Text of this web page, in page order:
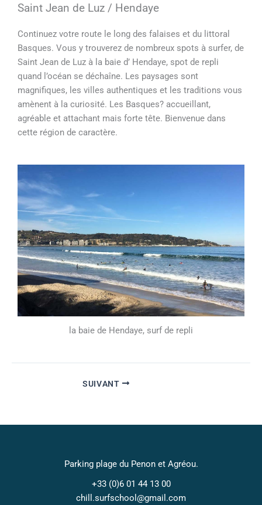
Saint Jean de Luz / Hendaye
Continuez votre route le long des falaises et du littoral
Basques. Vous y trouverez de nombreux spots à surfer, de
Saint Jean de Luz à la baie d’ Hendaye, spot de repli
quand l’océan se déchaîne. Les paysages sont
magnifiques, les villes authentiques et les traditions vous
amènent à la curiosité. Les Basques? accueillant,
agréable et attachant mais forte tête. Bienvenue dans
cette région de caractère.
la baie de Hendaye, surf de repli
SUIVANT
Parking plage du Penon et Agréou.
+33 (0)6 01 44 13 00​
chill.surfschool@gmail.com